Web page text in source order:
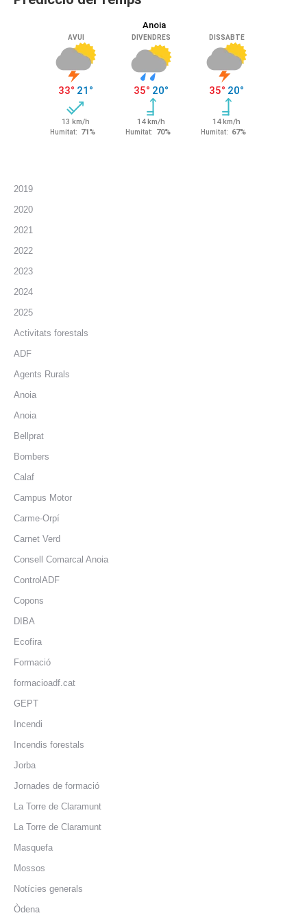
2019
2020
2021
2022
2023
2024
2025
Activitats forestals
ADF
Agents Rurals
Anoia
Anoia
Bellprat
Bombers
Calaf
Campus Motor
Carme-Orpí
Carnet Verd
Consell Comarcal Anoia
ControlADF
Copons
DIBA
Ecofira
Formació
formacioadf.cat
GEPT
Incendi
Incendis forestals
Jorba
Jornades de formació
La Torre de Claramunt
La Torre de Claramunt
Masquefa
Mossos
Notícies generals
Òdena